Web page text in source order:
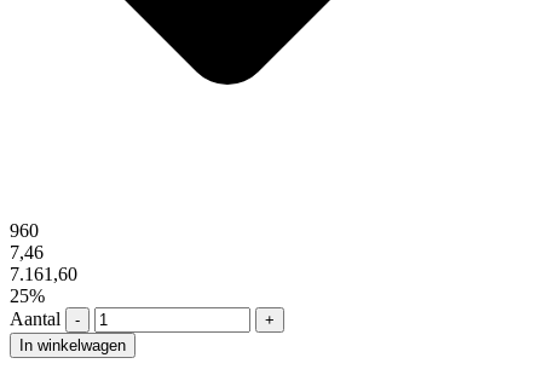
960
7,46
7.161,60
25%
Aantal
-
+
In winkelwagen